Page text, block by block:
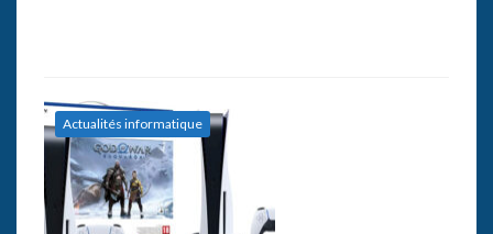
Actualités informatique